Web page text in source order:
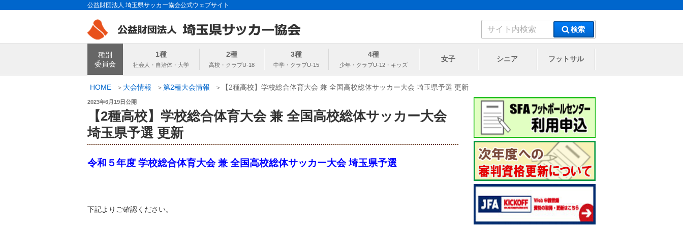
ス
公益財団法人 埼玉県サッカー協会公式ウェブサイト
索:
検索
埼玉県サッカー協会
種別
委員会
1種 2種 3種 4種
女子 シニア フットサル
HOME 大会情報 第2種大会情報 【2種高校】学校総合体育大会 兼 全国高校総体サッカー大会 埼玉県予選 更新
投
2023年6月19日公開
【2種高校】学校総合体育大会 兼 全国高校総体サッカー大会
埼玉県予選 更新
令和５年度 学校総合体育大会 兼 全国高校総体サッカー大会 埼玉県予選
下記よりご確認ください。